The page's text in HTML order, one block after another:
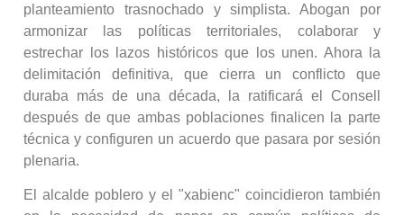
planteamiento trasnochado y simplista. Abogan por
armonizar las políticas territoriales, colaborar y
estrechar los lazos históricos que los unen. Ahora la
delimitación definitiva, que cierra un conflicto que
duraba más de una década, la ratificará el Consell
después de que ambas poblaciones finalicen la parte
técnica y configuren un acuerdo que pasara por sesión
plenaria.
El alcalde poblero y el "xabienc" coincidieron también